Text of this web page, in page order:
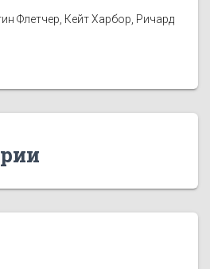
Флетчер, Кейт Харбор, Ричард